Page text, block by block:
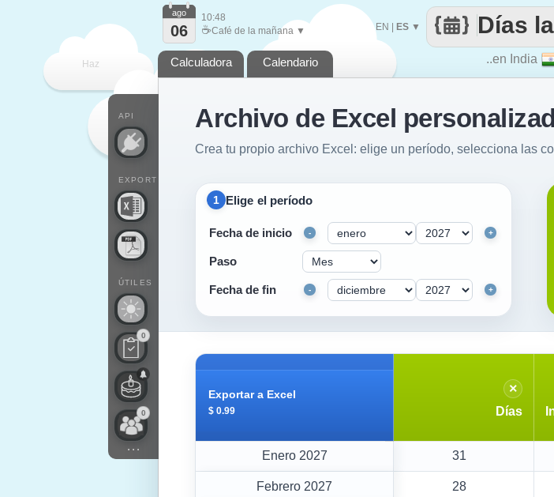
Haz ..en India
Días
EN ES ▼
API
EXPORT
ÚTILES
0
0
...
ago
06
10:48
☕Café de la mañana ▼
Calculadora Calendario
Archivo de Excel
Crea tu propio archivo Excel: elige un período, selecciona las
1 Elige el período
Fecha de inicio - +
Paso
Fecha de fin - +
Exportar a Excel
$ 0.99
×
Días
Enero 2027 31
Febrero 2027 28